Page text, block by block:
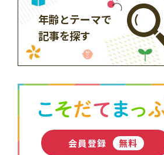
年齢とテーマで
記事を探す
会員登録 無料